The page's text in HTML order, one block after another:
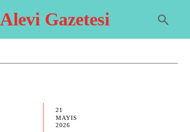
Alevi Gazetesi
21
MAYIS
2026